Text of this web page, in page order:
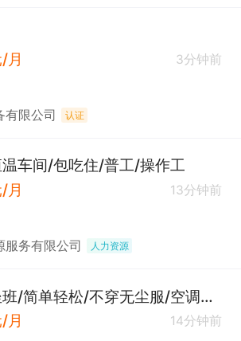
月
3分钟前
限公司 认证
车间/包吃住/普工/操作工
月
13分钟前
务有限公司 人力资源
舜宇注塑:坐班/简单轻松/不穿无尘服/空调车间/包吃住/普工/操作工
月
14分钟前